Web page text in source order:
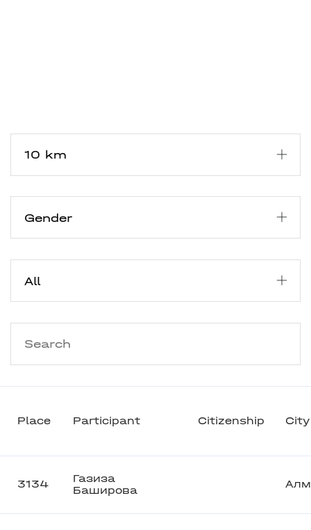
Place Participant Citizenship City
3134
Газиза
Баширова